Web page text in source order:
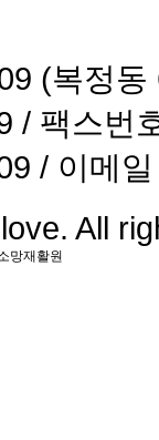
(복정동
/ 팩스번
/ 이메
All